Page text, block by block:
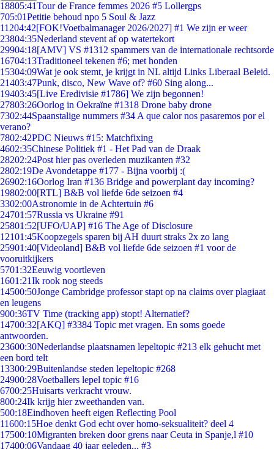
18805:41Tour de France femmes 2026 #5 Lollergps
705:01Petitie behoud npo 5 Soul & Jazz
11204:42[FOK!Voetbalmanager 2026/2027] #1 We zijn er weer
23804:35Nederland stevent af op watertekort
29904:18[AMV] VS #1312 spammers van de internationale rechtsorde
16704:13Traditioneel tekenen #6; met honden
15304:09Wat je ook stemt, je krijgt in NL altijd Links Liberaal Beleid.
21403:47Punk, disco, New Wave of? #60 Sing along...
19403:45[Live Eredivisie #1786] We zijn begonnen!
27803:26Oorlog in Oekraïne #1318 Drone baby drone
7302:44Spaanstalige nummers #34 A que calor nos pasaremos por el
verano?
7802:42PDC Nieuws #15: Matchfixing
4602:35Chinese Politiek #1 - Het Pad van de Draak
28202:24Post hier pas overleden muzikanten #32
2802:19De Avondetappe #177 - Bijna voorbij :(
26902:16Oorlog Iran #136 Bridge and powerplant day incoming?
19802:00[RTL] B&B vol liefde 6de seizoen #4
3302:00Astronomie in de Achtertuin #6
24701:57Russia vs Ukraine #91
25801:52[UFO/UAP] #16 The Age of Disclosure
12101:45Koopzegels sparen bij AH duurt straks 2x zo lang
25901:40[Videoland] B&B vol liefde 6de seizoen #1 voor de
vooruitkijkers
5701:32Eeuwig voortleven
1601:21Ik rook nog steeds
14500:50Jonge Cambridge professor stapt op na claims over plagiaat
en leugens
900:36TV Time (tracking app) stopt! Alternatief?
14700:32[AKQ] #3384 Topic met vragen. En soms goede
antwoorden.
23600:30Nederlandse plaatsnamen lepeltopic #213 elk gehucht met
een bord telt
13300:29Buitenlandse steden lepeltopic #268
24900:28Voetballers lepel topic #16
6700:25Huisarts verkracht vrouw.
800:24Ik krijg hier zweethanden van.
500:18Eindhoven heeft eigen Reflecting Pool
11600:15Hoe denkt God echt over homo-seksualiteit? deel 4
17500:10Migranten breken door grens naar Ceuta in Spanje,l #10
17400:06Vandaag 40 jaar geleden... #3